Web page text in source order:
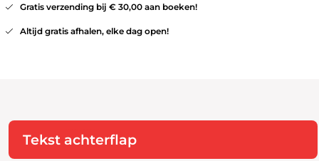
Gratis verzending bij € 30,00 aan boeken!
Altijd gratis afhalen, elke dag open!
Tekst achterflap